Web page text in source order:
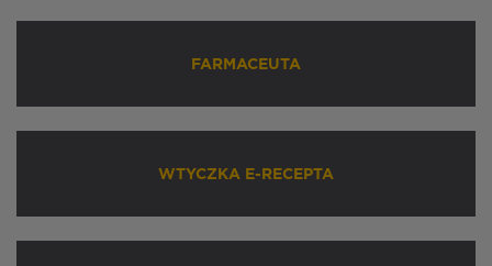
FARMACEUTA
WTYCZKA E-RECEPTA